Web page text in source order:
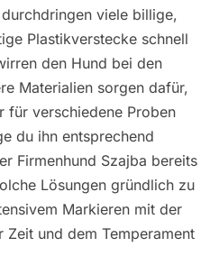
viele billige,
Plastikverstecke schnell
den Hund bei den
Materialien sorgen dafür,
für verschiedene Proben
du ihn entsprechend
Firmenhund Szajba bereits
Lösungen gründlich zu
Markieren mit der
Zeit und dem Temperament